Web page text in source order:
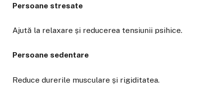
Persoane stresate
Ajută la relaxare și reducerea tensiunii psihice.
Persoane sedentare
Reduce durerile musculare și rigiditatea.